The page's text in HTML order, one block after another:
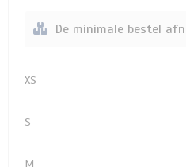
De minimale bestel
XS
S
M